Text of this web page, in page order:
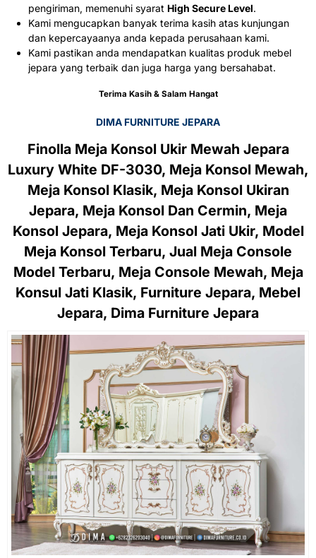
pengiriman, memenuhi syarat High Secure Level.
Kami mengucapkan banyak terima kasih atas kunjungan
dan kepercayaanya anda kepada perusahaan kami.
Kami pastikan anda mendapatkan kualitas produk mebel
jepara yang terbaik dan juga harga yang bersahabat.
Terima Kasih & Salam Hangat
DIMA FURNITURE JEPARA
Finolla Meja Konsol Ukir Mewah Jepara
Luxury White DF-3030, Meja Konsol Mewah,
Meja Konsol Klasik, Meja Konsol Ukiran
Jepara, Meja Konsol Dan Cermin, Meja
Konsol Jepara, Meja Konsol Jati Ukir, Model
Meja Konsol Terbaru, Jual Meja Console
Model Terbaru, Meja Console Mewah, Meja
Konsul Jati Klasik, Furniture Jepara, Mebel
Jepara, Dima Furniture Jepara